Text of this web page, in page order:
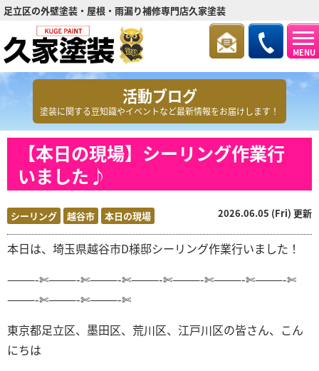
MENU
足立区の外壁塗装・屋根・雨漏り補修専門店久家塗装
活動ブログ
塗装に関する豆知識やイベントなど最新情報をお届けします！
【本日の現場】シーリング作業行
いました♪
シーリング 越谷市 本日の現場 2026.06.05 (Fri) 更新
本日は、埼玉県越谷市D様邸シーリング作業行いました！
———-✄———-✄———-✄———-✄———-✄———-✄———-✄
———-✄———-✄———-✄
東京都足立区、墨田区、荒川区、江戸川区の皆さん、こん
にちは